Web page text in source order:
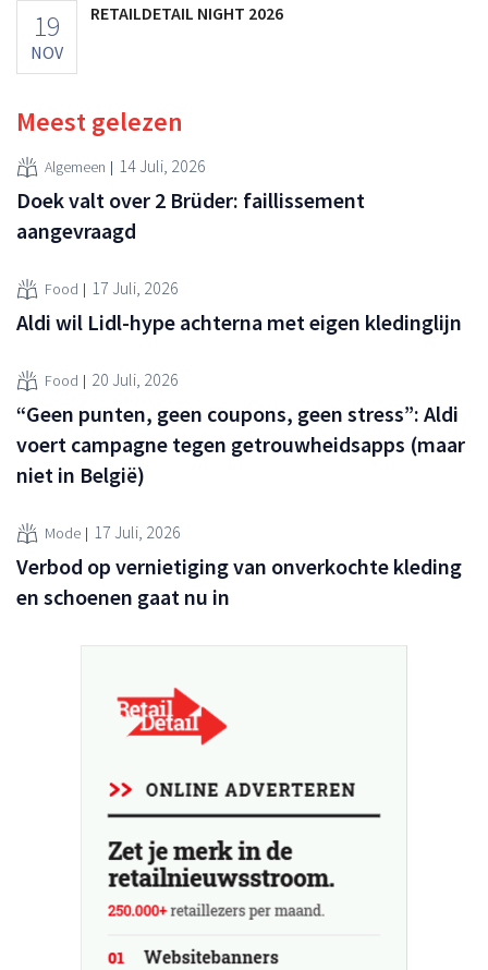
19
NOV
RETAILDETAIL NIGHT 2026
Meest gelezen
Algemeen 14 Juli, 2026
Doek valt over 2 Brüder: faillissement
aangevraagd
Food 17 Juli, 2026
Aldi wil Lidl-hype achterna met eigen kledinglijn
Food 20 Juli, 2026
“Geen punten, geen coupons, geen stress”: Aldi
voert campagne tegen getrouwheidsapps (maar
niet in België)
Mode 17 Juli, 2026
Verbod op vernietiging van onverkochte kleding
en schoenen gaat nu in